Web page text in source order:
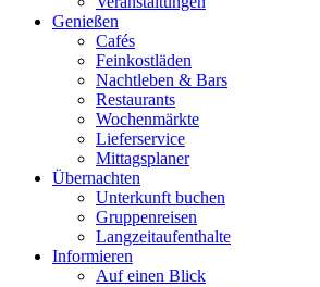
Genießen
Cafés
Feinkostläden
Nachtleben & Bars
Restaurants
Wochenmärkte
Lieferservice
Mittagsplaner
Übernachten
Unterkunft buchen
Gruppenreisen
Langzeitaufenthalte
Informieren
Auf einen Blick